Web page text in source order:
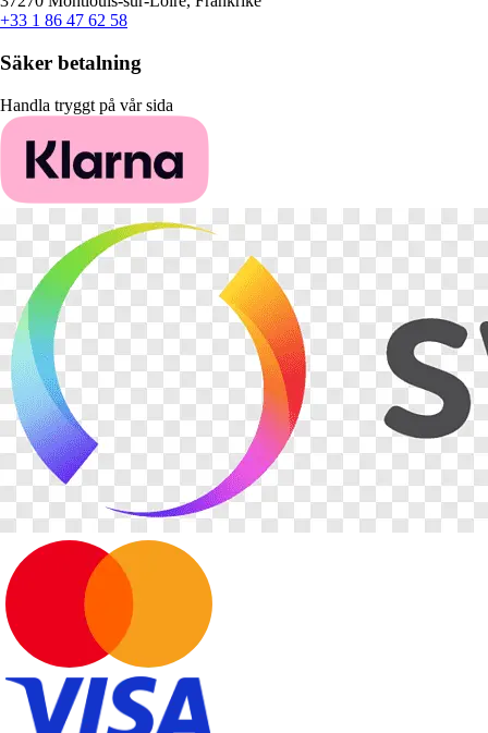
+33 1 86 47 62 58
Säker betalning
Handla tryggt på vår sida